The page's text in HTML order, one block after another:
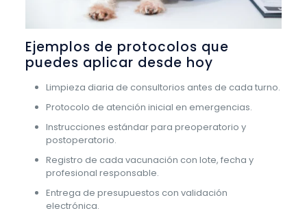
Ejemplos de protocolos que
puedes aplicar desde hoy
Limpieza diaria de consultorios antes de cada turno.
Protocolo de atención inicial en emergencias.
Instrucciones estándar para preoperatorio y
postoperatorio.
Registro de cada vacunación con lote, fecha y
profesional responsable.
Entrega de presupuestos con validación
electrónica.